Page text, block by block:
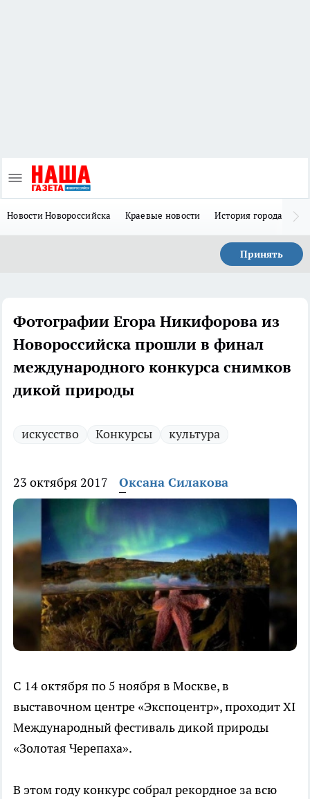
Новости Новороссийска Краевые новости История города Н
Принять
Фотографии Егора Никифорова из
Новороссийска прошли в финал
международного конкурса снимков
дикой природы
искусство Конкурсы культура
23 октября 2017 Оксана Силакова
С 14 октября по 5 ноября в Москве, в
выставочном центре «Экспоцентр», проходит XI
Международный фестиваль дикой природы
«Золотая Черепаха».
В этом году конкурс собрал рекордное за всю